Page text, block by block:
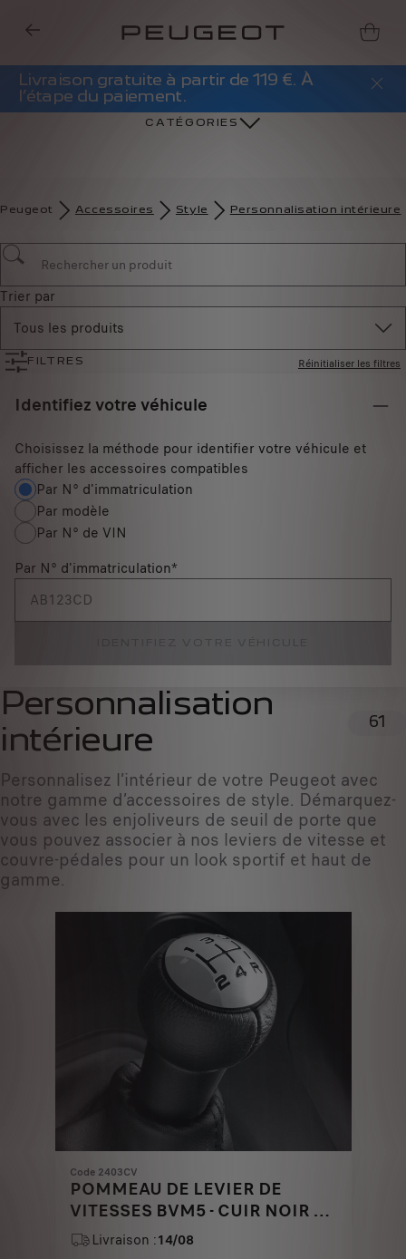
Livraison gratuite à partir de 119 €. À
l’étape du paiement.
CATÉGORIES
Peugeot Accessoires Style Personnalisation intérieure
Trier par
Tous les produits
FILTRES Réinitialiser les filtres
Identifiez votre véhicule
Choisissez la méthode pour identifier votre véhicule et
afficher les accessoires compatibles
Par N° d'immatriculation
Par modèle
Par N° de VIN
Par N° d'immatriculation*
Personnalisation
intérieure
61
Personnalisez l’intérieur de votre Peugeot avec
notre gamme d’accessoires de style. Démarquez-
vous avec les enjoliveurs de seuil de porte que
vous pouvez associer à nos leviers de vitesse et
couvre-pédales pour un look sportif et haut de
gamme.
Code 2403CV
POMMEAU DE LEVIER DE
VITESSES BVM5 - CUIR NOIR ET
ALUMINIUM
Livraison :14/08